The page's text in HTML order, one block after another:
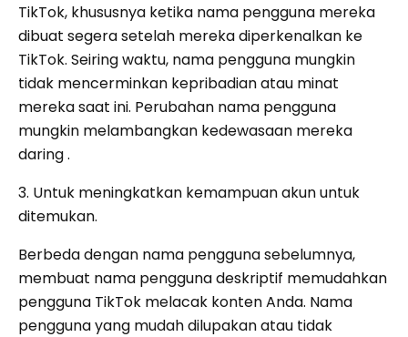
TikTok, khususnya ketika nama pengguna mereka
dibuat segera setelah mereka diperkenalkan ke
TikTok. Seiring waktu, nama pengguna mungkin
tidak mencerminkan kepribadian atau minat
mereka saat ini. Perubahan nama pengguna
mungkin melambangkan kedewasaan mereka
daring .
3. Untuk meningkatkan kemampuan akun untuk
ditemukan.
Berbeda dengan nama pengguna sebelumnya,
membuat nama pengguna deskriptif memudahkan
pengguna TikTok melacak konten Anda. Nama
pengguna yang mudah dilupakan atau tidak